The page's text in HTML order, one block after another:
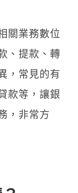
關業務數位
、提款、轉
，常見的有
款等，讓銀
，非常方